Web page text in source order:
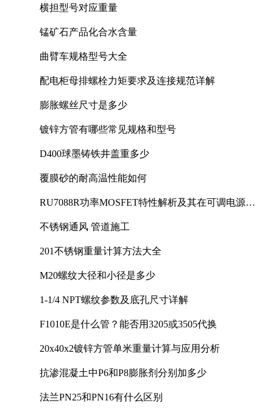
横担型号对应重量
锰矿石产品化合水含量
曲臂车规格型号大全
配电柜母排螺栓力矩要求及连接规范详解
膨胀螺丝尺寸是多少
镀锌方管有哪些常见规格和型号
D400球墨铸铁井盖重多少
覆膜砂的耐高温性能如何
RU7088R功率MOSFET特性解析及其在可调电源设
不锈钢通风 管道施工
201不锈钢重量计算方法大全
M20螺纹大径和小径是多少
1-1/4 NPT螺纹参数及底孔尺寸详解
F1010E是什么管？能否用3205或3505代换
20x40x2镀锌方管单米重量计算与应用分析
抗渗混凝土中P6和P8膨胀剂分别加多少
法兰PN25和PN16有什么区别